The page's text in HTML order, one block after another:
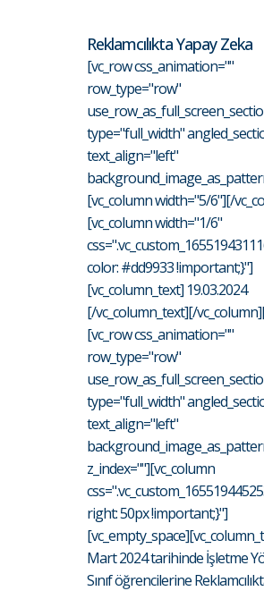
Reklamcılıkta Yapay Zeka
[vc_row css_animation=""
row_type="row"
type="full_width"
text_align="left"
[vc_column width="5/6"][/
[vc_column width="1/6"
color: #dd9933 !important;}"]
[vc_column_text] 19.03.2024
[/vc_column_text][/
[vc_row css_animation=""
row_type="row"
type="full_width"
text_align="left"
z_index=""][vc_column
right: 50px !important;}"]
Mart 2024 tarihinde İşletme
Sınıf öğrencilerine